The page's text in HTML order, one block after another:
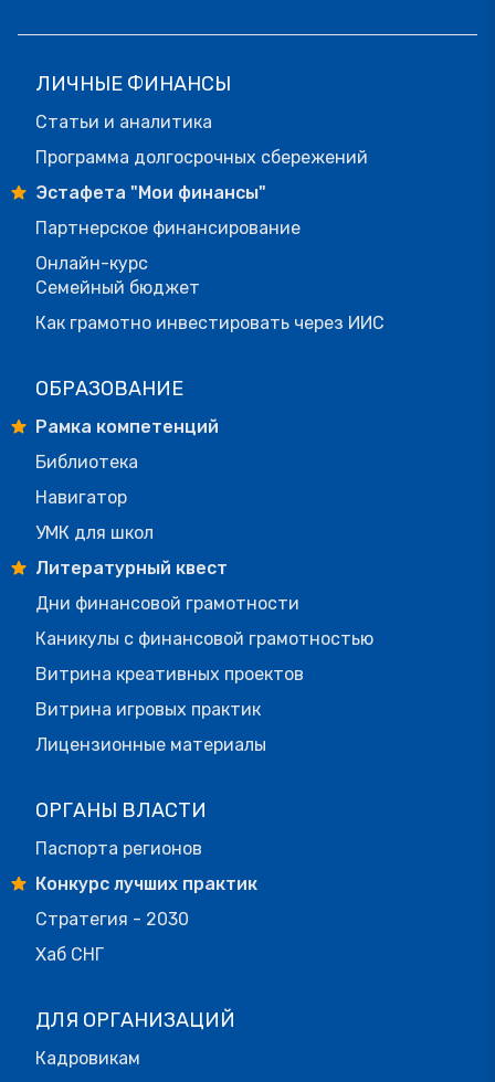
ЛИЧНЫЕ ФИНАНСЫ
Статьи и аналитика
Программа долгосрочных сбережений
Эстафета "Мои финансы"
Партнерское финансирование
Онлайн-курс
Семейный бюджет
Как грамотно инвестировать через ИИС
ОБРАЗОВАНИЕ
Рамка компетенций
Библиотека
Навигатор
УМК для школ
Литературный квест
Дни финансовой грамотности
Каникулы с финансовой грамотностью
Витрина креативных проектов
Витрина игровых практик
Лицензионные материалы
ОРГАНЫ ВЛАСТИ
Паспорта регионов
Конкурс лучших практик
Стратегия - 2030
Хаб СНГ
ДЛЯ ОРГАНИЗАЦИЙ
Кадровикам